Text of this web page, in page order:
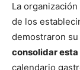
La
de los
demostraron
consolidar
calendario